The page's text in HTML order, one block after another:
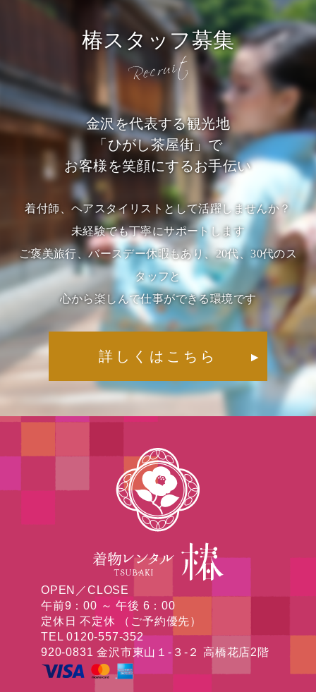
椿スタッフ募集
金沢を代表する観光地
「ひがし茶屋街」で
お客様を笑顔にするお手伝い
着付師、ヘアスタイリストとして活躍しませんか？
未経験でも丁寧にサポートします
ご褒美旅行、バースデー休暇もあり、20代、30代のス
タッフと
心から楽しんで仕事ができる環境です
詳しくはこちら ▶︎
OPEN／CLOSE
午前9：00 ～ 午後 6：00
定休日 不定休 （ご予約優先）
TEL 0120-557-352
920-0831 金沢市東山１-３-２ 高橋花店2階